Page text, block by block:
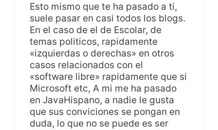
Esto mismo que te ha pasado a ti,
suele pasar en casi todos los blogs.
En el caso de el de Escolar, de
temas politicos, rapidamente
«izquierdas o derechas» en otros
casos relacionados con el
«software libre» rapidamente que si
Microsoft etc, A mi me ha pasado
en JavaHispano, a nadie le gusta
que sus conviciones se pongan en
duda, lo que no se puede es ser